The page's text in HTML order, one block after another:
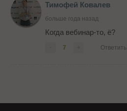
Тимофей Ковалев
больше года назад
Когда вебинар-то, ё?
7 Ответить